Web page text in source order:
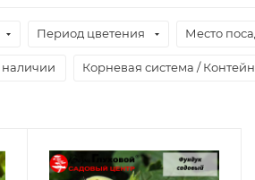
Период цветения Место
наличии Корневая система /